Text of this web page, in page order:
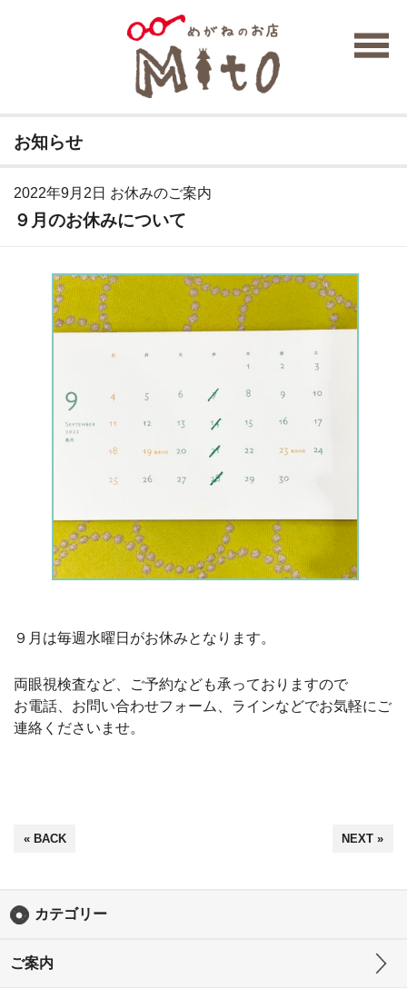
お知らせ
2022年9月2日 お休みのご案内
９月のお休みについて
９月は毎週水曜日がお休みとなります。
両眼視検査など、ご予約なども承っておりますので
お電話、お問い合わせフォーム、ラインなどでお気軽にご
連絡くださいませ。
NEXT »
« BACK
カテゴリー
ご案内